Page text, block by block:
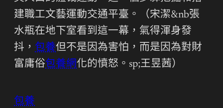
建職工文藝運動交通平臺。（宋潔&nb張
水瓶在地下室看到這一幕，氣得渾身發
抖， 包養但不是因為害怕，而是因為對財
富庸俗包養網化的憤怒。sp;王昱茜）
包養